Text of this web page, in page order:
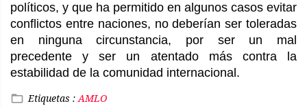
políticos, y que ha permitido en algunos casos evitar
conflictos entre naciones, no deberían ser toleradas
en ninguna circunstancia, por ser un mal
precedente y ser un atentado más contra la
estabilidad de la comunidad internacional.
Etiquetas :AMLO